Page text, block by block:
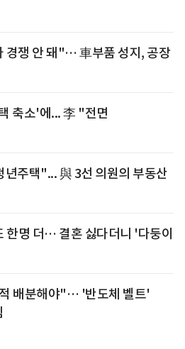
경쟁 안 돼"… 車부품 성지, 공장
축소'에... 李 "전면
년주택"... 與 3선 의원의 부동산
한명 더… 결혼 싫다더니 '다둥이
배분해야"… '반도체 벨트'